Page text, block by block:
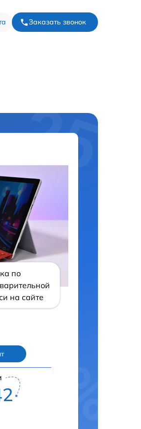
Заказать звонок
по
на сайте